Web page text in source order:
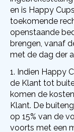
en is Happy
toekomende
openstaande
brengen, vanaf
met de dag der
Indien Happy
de Klant tot
komen de
Klant. De
op 15% van de
voorts met een